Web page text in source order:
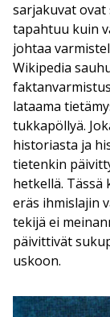
sarjakuvat ovat
tapahtuu kuin
johtaa
Wikipedia
lataama
tukkapöllyä.
historiasta ja
tietenkin
hetkellä.
eräs ihmislajin
tekijä ei
päivittivät
uskoon.